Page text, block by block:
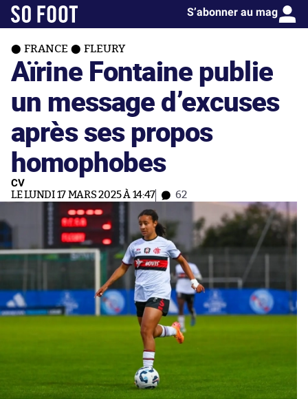
S’abonner au mag
FRANCE FLEURY
Aïrine Fontaine publie
un message d’excuses
après ses propos
homophobes
CV
LE LUNDI 17 MARS 2025 À 14:47 62